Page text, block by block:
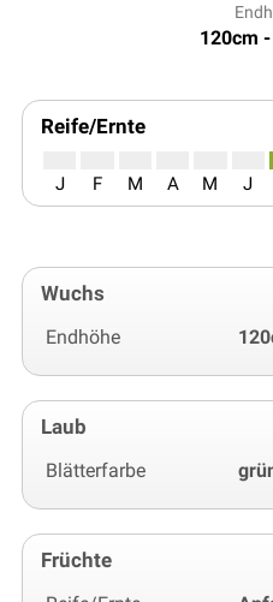
120cm
Reife/Ernte
J F M A M J
Wuchs
Endhöhe
Laub
Blätterfarbe
Früchte